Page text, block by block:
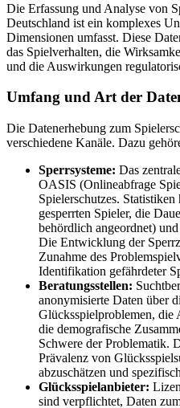
Die Erfassung und Analyse von
Deutschland ist ein komplexes
Dimensionen umfasst. Diese
das Spielverhalten, die
und die Auswirkungen
Umfang und Art der
Die Datenerhebung zum
verschiedene Kanäle. Dazu
Sperrsysteme: Das
OASIS (Onlineabfrage
Spielerschutzes.
gesperrten Spieler, die
behördlich angeordnet)
Die Entwicklung der
Zunahme des
Identifikation gefährdeter
Beratungsstellen:
anonymisierte Daten über
Glücksspielproblemen, die
die demografische
Schwere der Problematik.
Prävalenz von
abzuschätzen und
Glücksspielanbieter:
sind verpflichtet, Daten